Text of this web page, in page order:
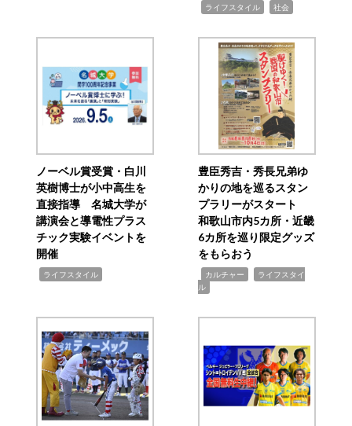
ライフスタイル 社会
ノーベル賞受賞・白川
英樹博士が小中高生を
直接指導 名城大学が
講演会と導電性プラス
チック実験イベントを
開催
ライフスタイル
豊臣秀吉・秀長兄弟ゆ
かりの地を巡るスタン
プラリーがスタート
和歌山市内5カ所・近畿
6カ所を巡り限定グッズ
をもらおう
カルチャー
ライフスタイ
ル